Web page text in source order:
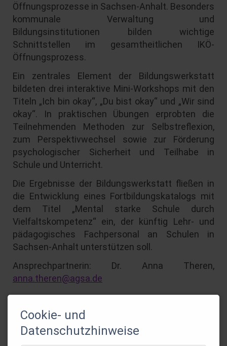
Öffnungsprozesse in Sachsen-Anhalt. Besonders
kommunale Verwaltung und
Bildungsinstitutionen bilden wichtige
Schnittstellen im gesamtheitlichen IKÖ-
Öffnungsprozess.
Ein zentrales Element der Bildungswerkstatt
bildeten drei interaktive Mini-Workshops mit den
Titeln „Ich bin okay“, „Du bist okay“ und „Wir sind
okay“. In praktischen Übungen erprobten die
Teilnehmenden Methoden zur Selbstreflexion,
zum Perspektivwechsel sowie zur Förderung
psychologischer Sicherheit und Teilhabe in
Schule und Unterricht.
Die Ergebnisse der Bildungswerkstatt fließen in
die Entwicklung eines Fortbildungskatalogs mit
dem Titel „Mental starke Schule durch
Vielfaltskompetenz“ ein, der künftig Lehr- und
pädagogisches Fachpersonal an Schulen in
Sachsen-Anhalt unterstützen soll.
Ansprechpartnerin: Dr. Anna Theren,
anna.theren@agsa.de
Seite 3 von 25
Cookie- und
Datenschutzhinweise